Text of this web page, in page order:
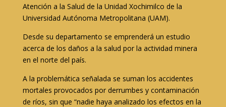
Atención a la Salud de la Unidad Xochimilco de la
Universidad Autónoma Metropolitana (UAM).
Desde su departamento se emprenderá un estudio
acerca de los daños a la salud por la actividad minera
en el norte del país.
A la problemática señalada se suman los accidentes
mortales provocados por derrumbes y contaminación
de ríos, sin que “nadie haya analizado los efectos en la